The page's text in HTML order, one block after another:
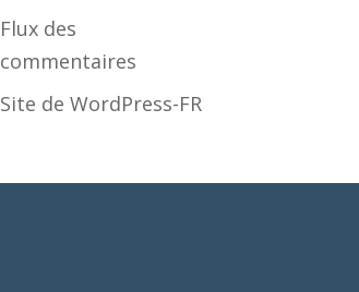
Flux des
commentaires
Site de WordPress-FR